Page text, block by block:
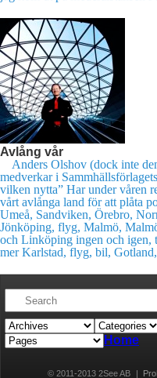
Avlång vår
Anders Olshov (dock inte
medverkar i
vilken nytta” Har under våren
vårt avlånga land för att plåta
Umeå, Sandviken, Örebro,
Jönköping, flyg, Malmö,
och Linköping ingen och igen,
mer Karlstad, flyg, bil,
Home
© 2011-2013 2See AB |